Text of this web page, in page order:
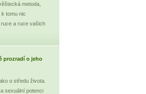
metoda,
tomu nic
a ruce vašich
prozradí o jeho
o středu života.
sexuální potenci